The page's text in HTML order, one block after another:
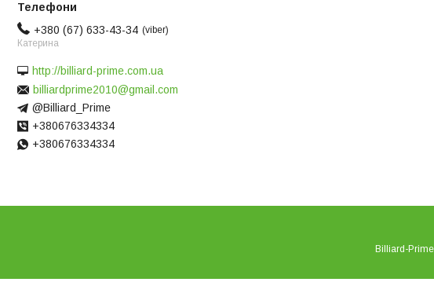
+380 (67) 633-43-34
viber
Катерина
http://billiard-prime.com.ua
billiardprime2010@gmail.com
@Billiard_Prime
+380676334334
+380676334334